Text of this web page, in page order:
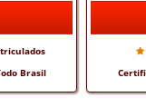
Brasil